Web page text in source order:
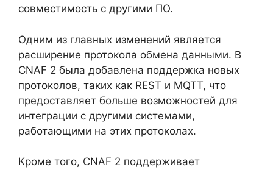
совместимость с другими ПО.
Одним из главных изменений является
расширение протокола обмена данными. В
CNAF 2 была добавлена поддержка новых
протоколов, таких как REST и MQTT, что
предоставляет больше возможностей для
интеграции с другими системами,
работающими на этих протоколах.
Кроме того, CNAF 2 поддерживает